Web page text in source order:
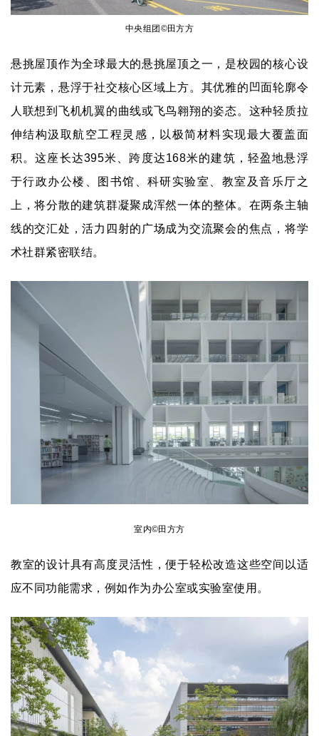
中央组团 ©田方方
悬挑屋顶作为全球最大的悬挑屋顶之一，是校园的核心设
计元素，悬浮于社交核心区域上方。其优雅的凹面轮廓令
人联想到飞机机翼的曲线或飞鸟翱翔的姿态。这种轻质拉
伸结构汲取航空工程灵感，以极简材料实现最大覆盖面
积。这座长达395米、跨度达168米的建筑，轻盈地悬浮
于行政办公楼、图书馆、科研实验室、教室及音乐厅之
上，将分散的建筑群凝聚成浑然一体的整体。在两条主轴
线的交汇处，活力四射的广场成为交流聚会的焦点，将学
术社群紧密联结。
室内©田方方
教室的设计具有高度灵活性，便于轻松改造这些空间以适
应不同功能需求，例如作为办公室或实验室使用。